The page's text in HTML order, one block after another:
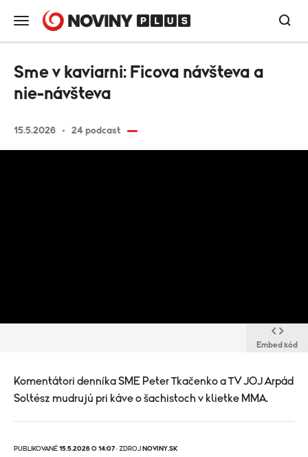
15.5.2026 24 podcast
Sme v kaviarni: Ficova návšteva a
nie-návšteva
Embed kód
Komentátori denníka SME Peter Tkačenko a TV JOJ Arpád
Soltész mudrujú pri káve o šachistoch v klietke MMA.
PUBLIKOVANÉ 15.5.2026 O 14:07 · ZDROJ NOVINY.SK